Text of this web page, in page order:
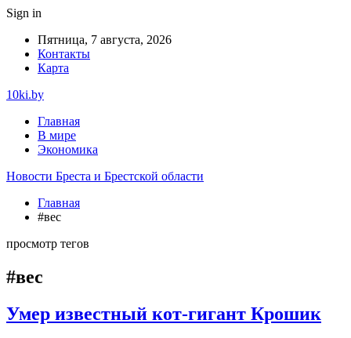
Sign in
Пятница, 7 августа, 2026
Контакты
Карта
10ki.by
Главная
В мире
Экономика
Новости Бреста и Брестской области
Главная
#вес
просмотр тегов
#вес
Умер известный кот-гигант Крошик